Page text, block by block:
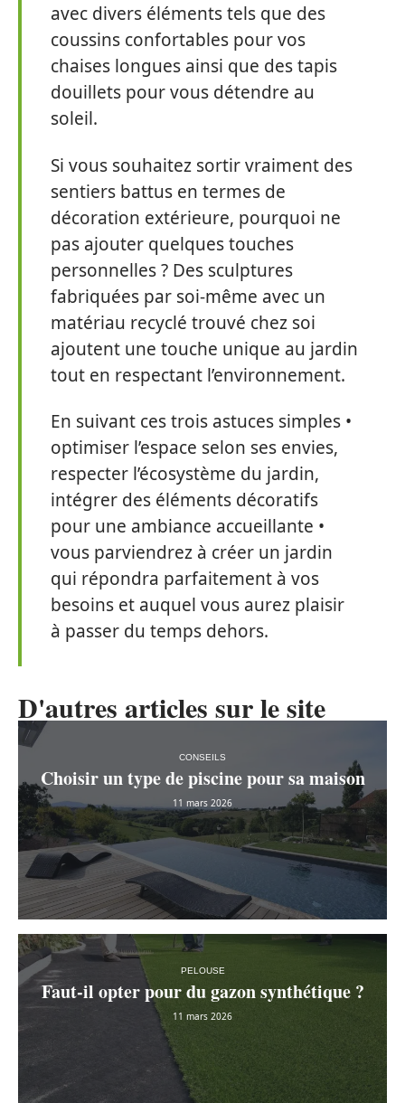
avec divers éléments tels que des
coussins confortables pour vos
chaises longues ainsi que des tapis
douillets pour vous détendre au
soleil.
Si vous souhaitez sortir vraiment des
sentiers battus en termes de
décoration extérieure, pourquoi ne
pas ajouter quelques touches
personnelles ? Des sculptures
fabriquées par soi-même avec un
matériau recyclé trouvé chez soi
ajoutent une touche unique au jardin
tout en respectant l’environnement.
En suivant ces trois astuces simples •
optimiser l’espace selon ses envies,
respecter l’écosystème du jardin,
intégrer des éléments décoratifs
pour une ambiance accueillante •
vous parviendrez à créer un jardin
qui répondra parfaitement à vos
besoins et auquel vous aurez plaisir
à passer du temps dehors.
D'autres articles sur le site
CONSEILS
Choisir un type de piscine pour sa maison
11 mars 2026
PELOUSE
Faut-il opter pour du gazon synthétique ?
11 mars 2026